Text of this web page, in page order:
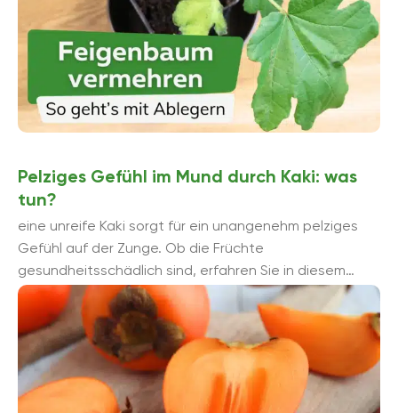
Pelziges Gefühl im Mund durch Kaki: was
tun?
eine unreife Kaki sorgt für ein unangenehm pelziges
Gefühl auf der Zunge. Ob die Früchte
gesundheitsschädlich sind, erfahren Sie in diesem
Ratgeber. Pelziges Gefühl: ungesund? ...